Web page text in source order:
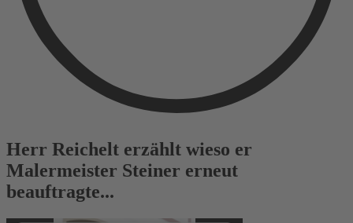
Herr Reichelt erzählt wieso er
Malermeister Steiner erneut
beauftragte...